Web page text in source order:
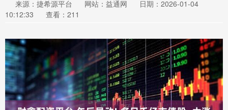
来源：捷希源平台 网站：益通网
日期：2026-01-04
10:12:33
查看：211